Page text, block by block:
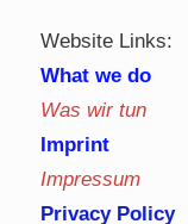
Website Links:
What we do
Was wir tun
Imprint
Impressum
Privacy Policy